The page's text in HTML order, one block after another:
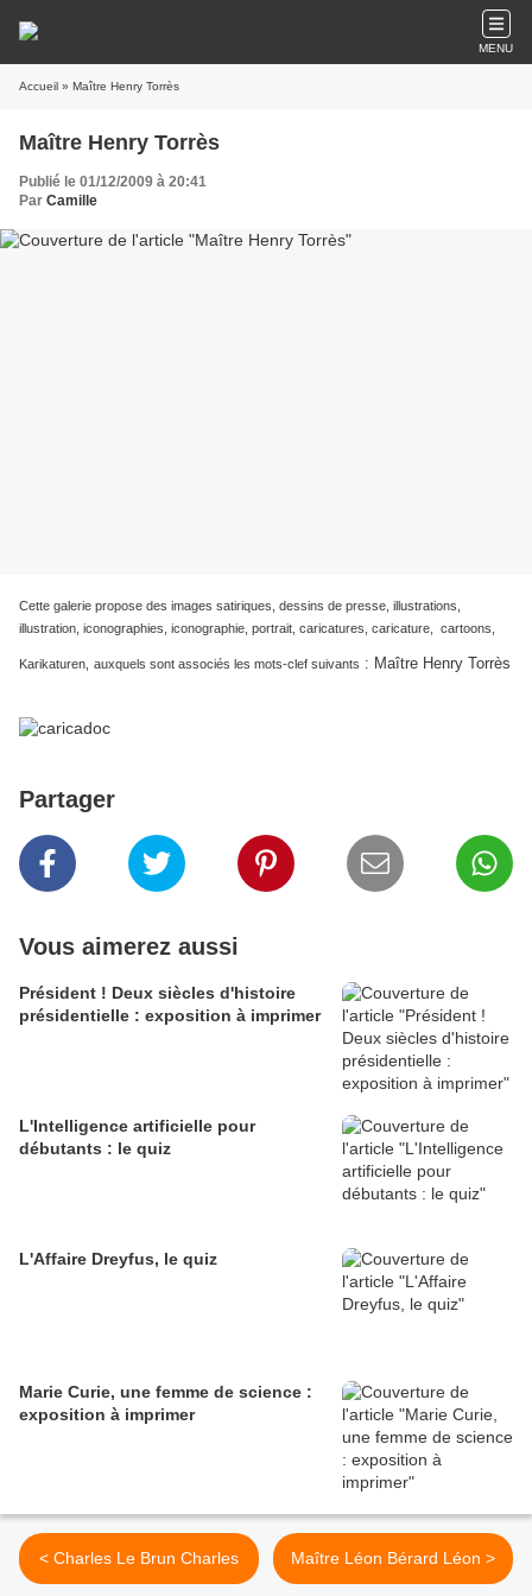
MENU
Accueil » Maître Henry Torrès
Maître Henry Torrès
Publié le 01/12/2009 à 20:41
Par Camille
Cette galerie propose des images satiriques, dessins de presse, illustrations,
illustration, iconographies, iconographie, portrait, caricatures, caricature, cartoons,
Karikaturen, auxquels sont associés les mots-clef suivants : Maître Henry Torrès
Partager
Vous aimerez aussi
Président ! Deux siècles d'histoire
présidentielle : exposition à imprimer
L'Intelligence artificielle pour
débutants : le quiz
L'Affaire Dreyfus, le quiz
Marie Curie, une femme de science :
exposition à imprimer
< Charles Le Brun Charles Maître Léon Bérard Léon >